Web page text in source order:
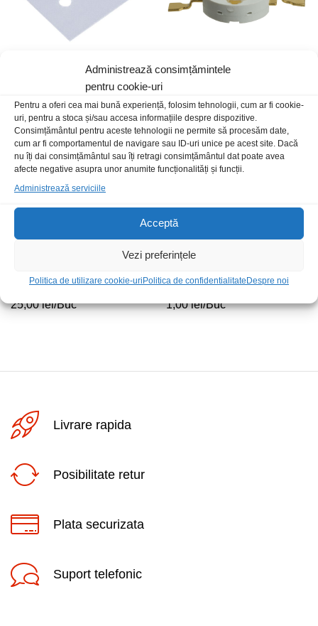
Administrează consimțămintele
pentru cookie-uri
Pentru a oferi cea mai bună experiență, folosim tehnologii, cum ar fi cookie-
uri, pentru a stoca și/sau accesa informațiile despre dispozitive.
Consimțământul pentru aceste tehnologii ne permite să procesăm date,
cum ar fi comportamentul de navigare sau ID-uri unice pe acest site. Dacă
nu îți dai consimțământul sau îți retragi consimțământul dat poate avea
afecte negative asupra unor anumite funcționalități și funcții.
Administrează serviciile
Acceptă
Vezi preferințele
Politica de utilizare cookie-uriPolitica de confidentialitateDespre noi
LedE14RedCT 3W 80lm
VS-60APU04-N3
25,00lei/Buc
LED 5mm alb rece
1,00lei/Buc
Livrare rapida
Posibilitate retur
Plata securizata
Suport telefonic